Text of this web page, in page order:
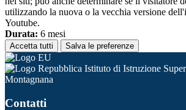
utilizzando la nuova o la vecchia versione
Youtube.
Durata: 6 mesi
Accetta tutti Salva le preferenze
Istituto di Istruzione
Montagnana
Contatti